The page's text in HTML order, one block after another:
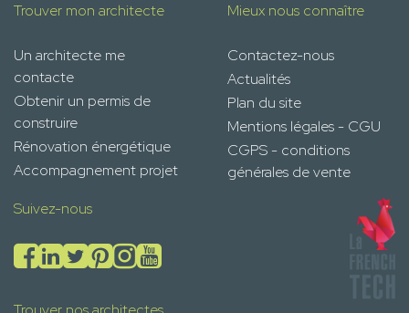
Trouver mon architecte
Un architecte me
contacte
Obtenir un permis de
construire
Rénovation énergétique
Accompagnement projet
Mieux nous connaître
Contactez-nous
Actualités
Plan du site
Mentions légales - CGU
CGPS - conditions
générales de vente
Suivez-nous